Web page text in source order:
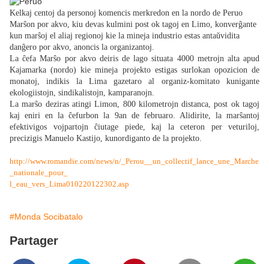
Kelkaj centoj da personoj komencis merkredon en la nordo de Peruo
Marŝon por akvo, kiu devas kulmini post ok tagoj en Limo, konverĝante
kun marŝoj el aliaj regionoj kie la mineja industrio estas antaŭvidita
danĝero por akvo, anoncis la organizantoj.
La ĉefa Marŝo por akvo deiris de lago situata 4000 metrojn alta apud
Kajamarka (nordo) kie mineja projekto estigas surlokan opozicion de
monatoj, indikis la Lima gazetaro al organiz-komitato kunigante
ekologiistojn, sindikalistojn, kamparanojn.
La marŝo deziras atingi Limon, 800 kilometrojn distanca, post ok tagoj
kaj eniri en la ĉefurbon la 9an de februaro. Alidirite, la marŝantoj
efektivigos vojpartojn ĉiutage piede, kaj la ceteron per veturiloj,
precizigis Manuelo Kastijo, kunordiganto de la projekto.
http://www.romandie.com/news/n/_Perou__un_collectif_lance_une_Marche
_nationale_pour_
l_eau_vers_Lima010220122302.asp
#Monda Socibatalo
Partager